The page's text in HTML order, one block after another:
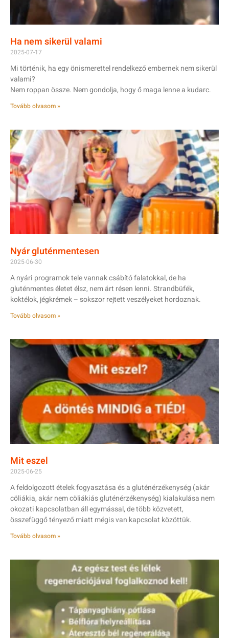
Ha nem sikerül valami
2025-07-17
Mi történik, ha egy önismerettel rendelkező embernek nem sikerül
valami?
Nem roppan össze. Nem gondolja, hogy ő maga lenne a kudarc.
Tovább olvasom »
Nyár gluténmentesen
2025-06-30
A nyári programok tele vannak csábító falatokkal, de ha
gluténmentes életet élsz, nem árt résen lenni. Strandbüfék,
koktélok, jégkrémek – sokszor rejtett veszélyeket hordoznak.
Tovább olvasom »
Mit eszel
2025-06-25
A feldolgozott ételek fogyasztása és a gluténérzékenység (akár
cöliákia, akár nem cöliákiás gluténérzékenység) kialakulása nem
okozati kapcsolatban áll egymással, de több közvetett,
összefüggő tényező miatt mégis van kapcsolat közöttük.
Tovább olvasom »